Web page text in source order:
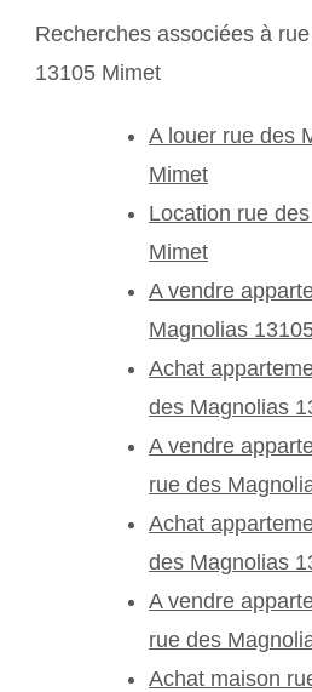
Recherches associées à
13105 Mimet
A louer rue des
Mimet
Location rue
Mimet
A vendre
Magnolias
Achat
des Magnolias
A vendre
rue des
Achat
des Magnolias
A vendre
rue des
Achat maison